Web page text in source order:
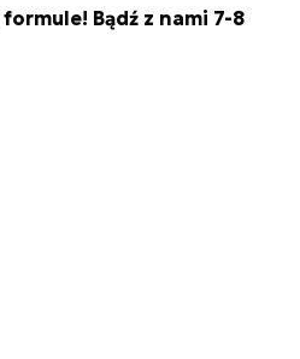
Bądź z nami 7-8